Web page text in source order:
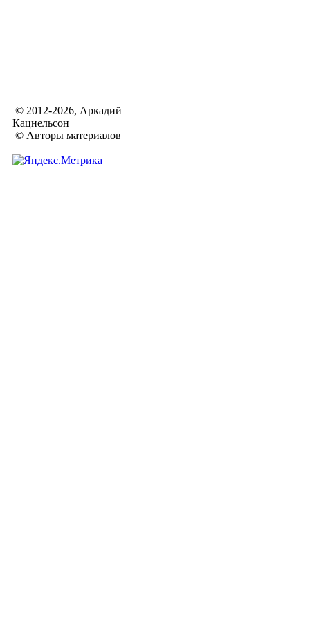
© 2012-2026, Аркадий
Кацнельсон
© Авторы материалов